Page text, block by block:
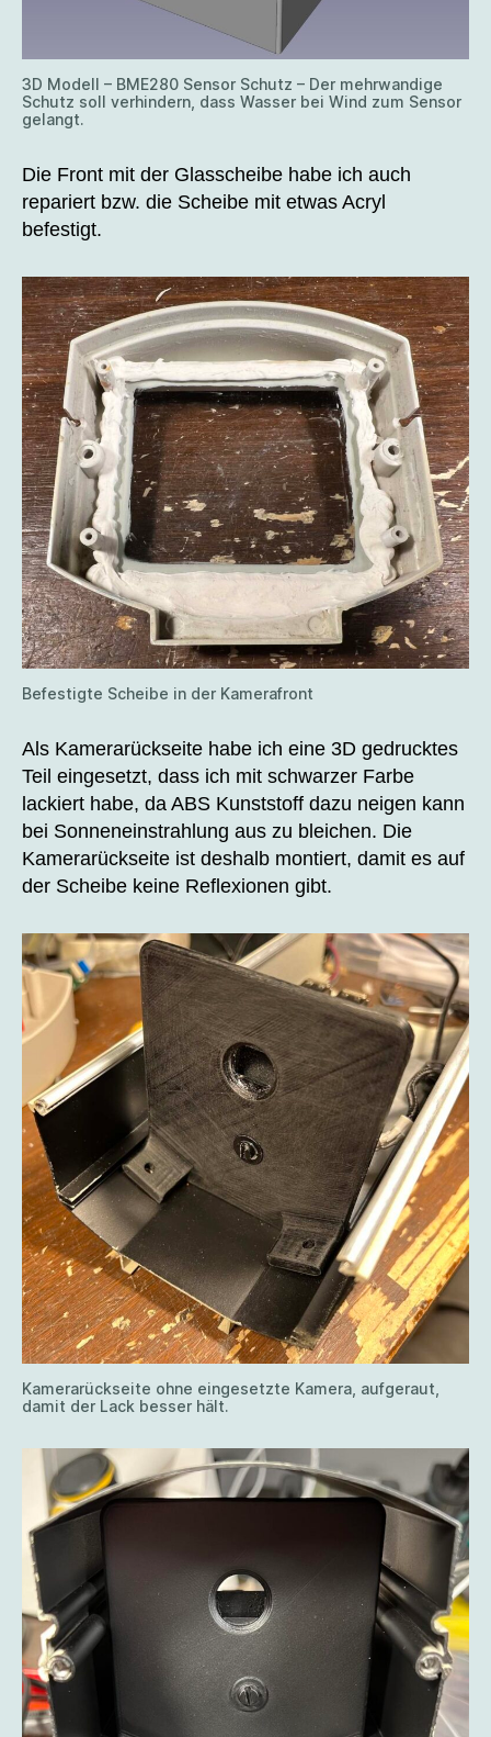
3D Modell – BME280 Sensor Schutz – Der mehrwandige
Schutz soll verhindern, dass Wasser bei Wind zum Sensor
gelangt.
Die Front mit der Glasscheibe habe ich auch
repariert bzw. die Scheibe mit etwas Acryl
befestigt.
Befestigte Scheibe in der Kamerafront
Als Kamerarückseite habe ich eine 3D gedrucktes
Teil eingesetzt, dass ich mit schwarzer Farbe
lackiert habe, da ABS Kunststoff dazu neigen kann
bei Sonneneinstrahlung aus zu bleichen. Die
Kamerarückseite ist deshalb montiert, damit es auf
der Scheibe keine Reflexionen gibt.
Kamerarückseite ohne eingesetzte Kamera, aufgeraut,
damit der Lack besser hält.